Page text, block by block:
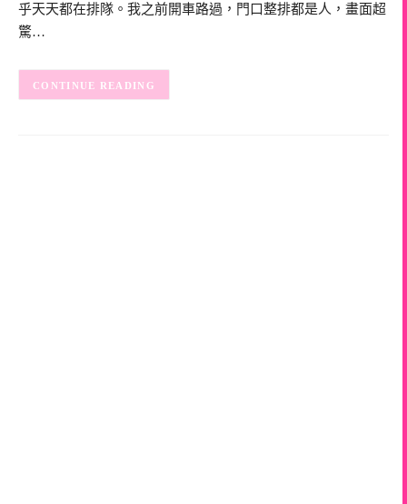
乎天天都在排隊。我之前開車路過，門口整排都是人，畫面超
驚…
CONTINUE READING